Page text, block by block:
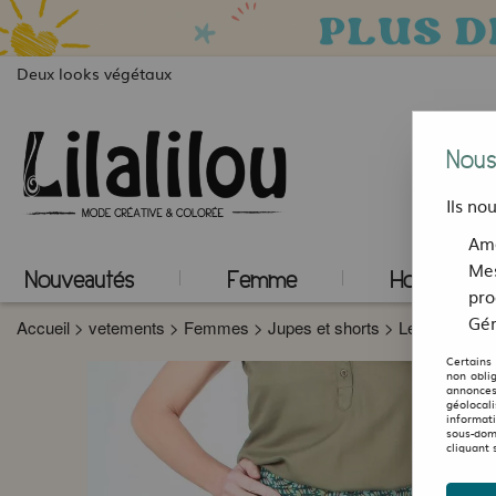
Deux looks végétaux
Nouveautés Femme Homme
Accueil > vetements > Femmes > Jupes et shorts > Les mi-
Ils
Certains
non
sous-
cliquant